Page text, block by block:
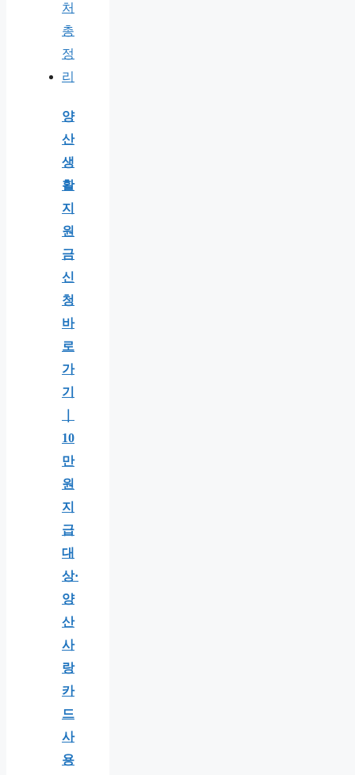
양
산
생
활
지
원
금
신
청
바
로
가
기
10
만
원
지
급
대
상·
양
산
사
랑
카
드
사
용